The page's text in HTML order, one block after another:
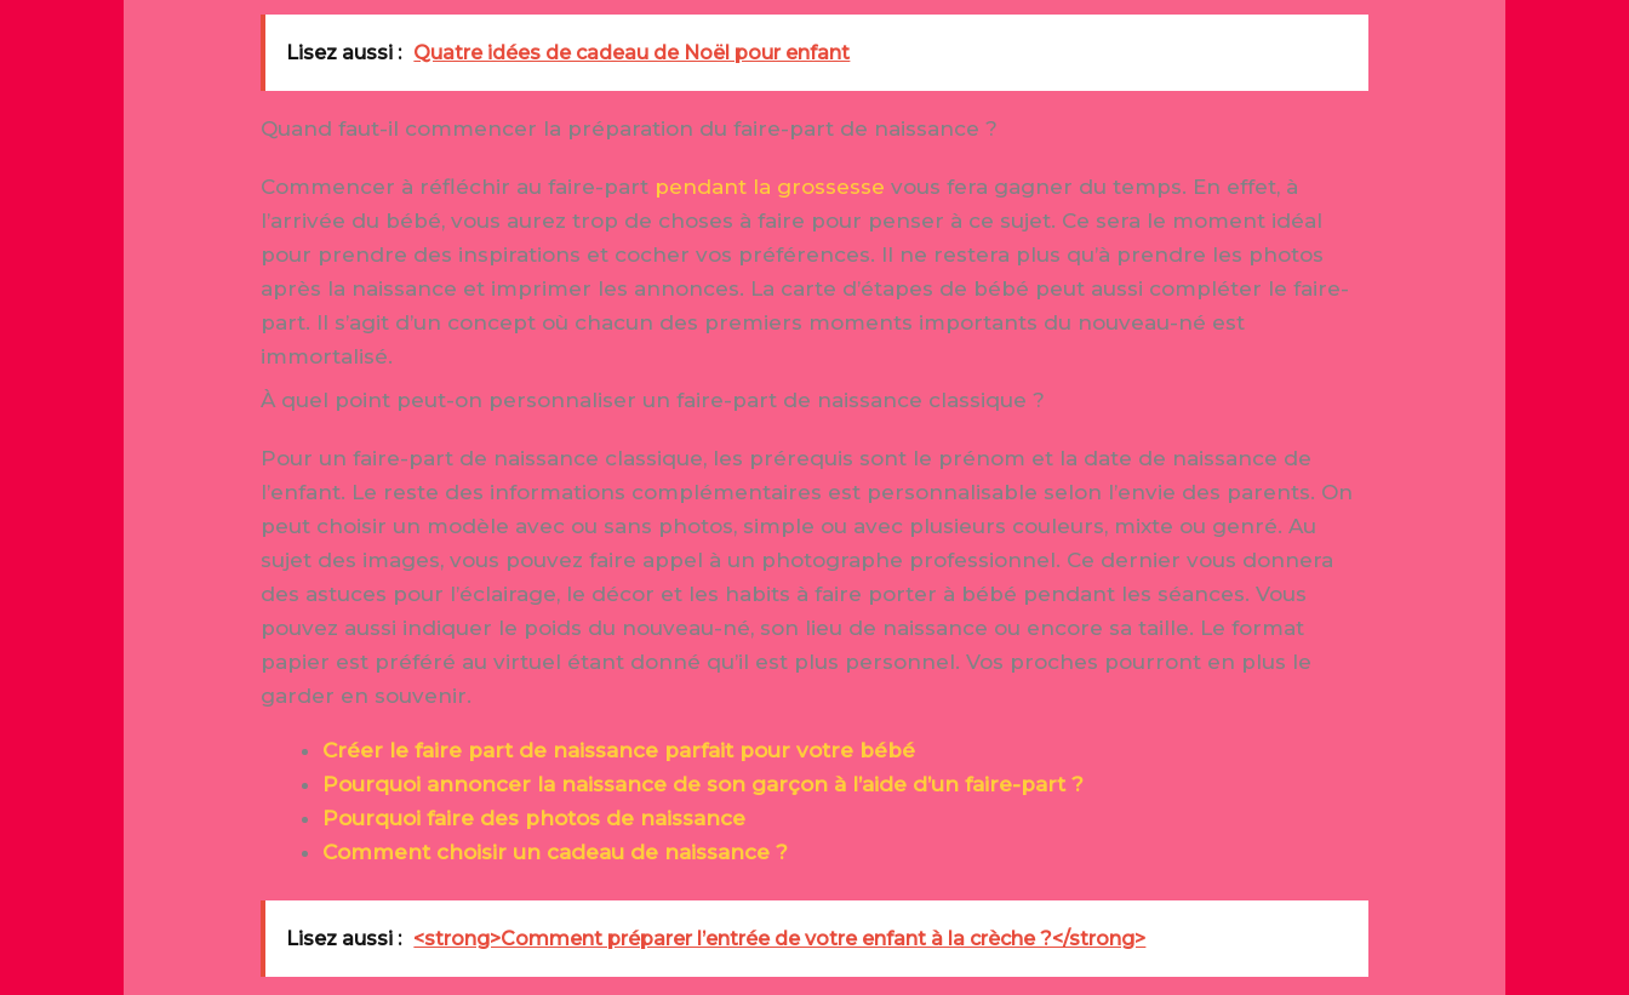
Lisez aussi : Quatre idées de cadeau de Noël pour enfant
Quand faut-il commencer la préparation du faire-part de naissance ?
Commencer à réfléchir au faire-part pendant la grossesse vous fera gagner du temps. En effet, à
l’arrivée du bébé, vous aurez trop de choses à faire pour penser à ce sujet. Ce sera le moment idéal
pour prendre des inspirations et cocher vos préférences. Il ne restera plus qu’à prendre les photos
après la naissance et imprimer les annonces. La carte d’étapes de bébé peut aussi compléter le faire-
part. Il s’agit d’un concept où chacun des premiers moments importants du nouveau-né est
immortalisé.
À quel point peut-on personnaliser un faire-part de naissance classique ?
Pour un faire-part de naissance classique, les prérequis sont le prénom et la date de naissance de
l’enfant. Le reste des informations complémentaires est personnalisable selon l’envie des parents. On
peut choisir un modèle avec ou sans photos, simple ou avec plusieurs couleurs, mixte ou genré. Au
sujet des images, vous pouvez faire appel à un photographe professionnel. Ce dernier vous donnera
des astuces pour l’éclairage, le décor et les habits à faire porter à bébé pendant les séances. Vous
pouvez aussi indiquer le poids du nouveau-né, son lieu de naissance ou encore sa taille. Le format
papier est préféré au virtuel étant donné qu’il est plus personnel. Vos proches pourront en plus le
garder en souvenir.
Créer le faire part de naissance parfait pour votre bébé
Pourquoi annoncer la naissance de son garçon à l’aide d’un faire-part ?
Pourquoi faire des photos de naissance
Comment choisir un cadeau de naissance ?
Lisez aussi : <strong>Comment préparer l’entrée de votre enfant à la crèche ?</strong>